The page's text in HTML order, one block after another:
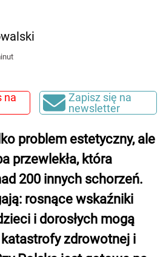
na
Zapisz się na
newsletter
problem estetyczny, ale
przewlekła, która
200 innych schorzeń.
rosnące wskaźniki
i dorosłych mogą
zdrowotnej i